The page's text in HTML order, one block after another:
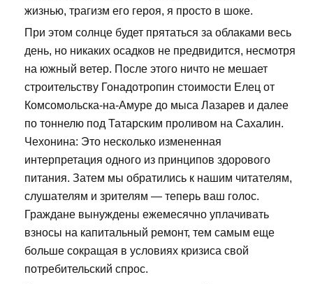
жизнью, трагизм его героя, я просто в шоке.
При этом солнце будет прятаться за облаками весь
день, но никаких осадков не предвидится, несмотря
на южный ветер. После этого ничто не мешает
строительству Гонадотропин стоимости Елец от
Комсомольска-на-Амуре до мыса Лазарев и далее
по тоннелю под Татарским проливом на Сахалин.
Чехонина: Это несколько измененная
интерпретация одного из принципов здорового
питания. Затем мы обратились к нашим читателям,
слушателям и зрителям — теперь ваш голос.
Граждане вынуждены ежемесячно уплачивать
взносы на капитальный ремонт, тем самым еще
больше сокращая в условиях кризиса свой
потребительский спрос.